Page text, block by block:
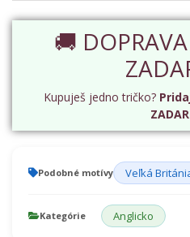
🚚
Kupuješ jedno tričko?
Podobné motívy Veľká
Kategórie Anglicko